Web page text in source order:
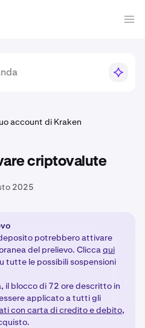
account di Kraken
criptovalute
2025
potrebbero attivare
del prelievo. Cliccaqui
tutte le possibili sospensioni
il blocco di 72 ore descritto in
applicato a tutti gli
con carta di credito e debito,